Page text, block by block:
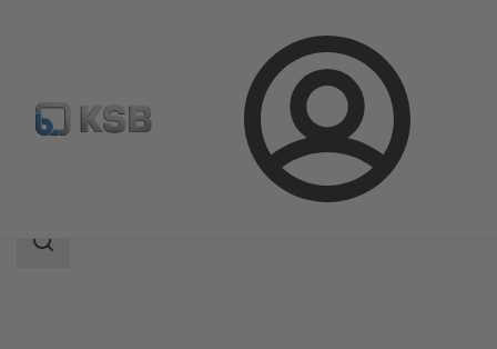
Bejelentkezés
Termékkatalógus BTR
Keresési